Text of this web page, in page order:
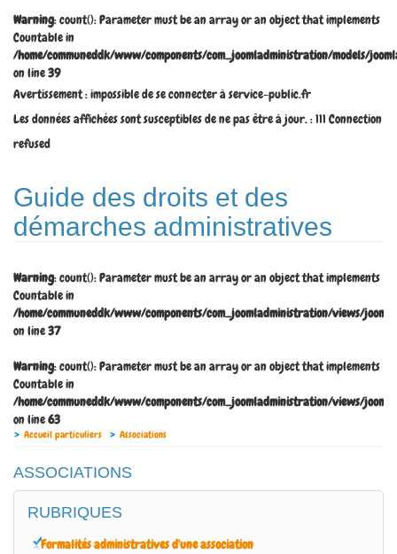
Warning: count(): Parameter must be an array or an object that implements
Countable in
/home/communeddk/www/components/com_joomladministration/models/
on line39
Avertissement : impossible de se connecter à service-public.fr
Les données affichées sont susceptibles de ne pas être à jour. : 111 Connection
refused
Guide des droits et des
démarches administratives
Warning: count(): Parameter must be an array or an object that implements
Countable in
/home/communeddk/www/components/com_joomladministration/views/
on line37
Warning: count(): Parameter must be an array or an object that implements
Countable in
/home/communeddk/www/components/com_joomladministration/views/
on line63
Accueil particuliers Associations
ASSOCIATIONS
RUBRIQUES
Formalités administratives d'une association